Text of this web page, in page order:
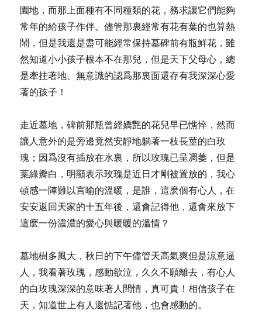
園地，而那上面種有不同種類的花，務求讓它們能夠
常年的給孩子作伴。儘管那裏經常有花有葉的也算熱
鬧，但是我還是盡可能經常保持墓碑前有瓶鮮花，雖
然知道小小孩子根本不在那兒，但是天下父母心，總
是牽挂著地、無意識的認爲那裏面還存有我深深心愛
著的孩子！
走近墓地，碑前那瓶曾經嬌艷的花兒早已憔悴，然而
讓人意外的是旁邊竟然安靜地躺著一枝長莖的白玫
瑰；因爲沒有插放在水裏，所以玫瑰已呈凋萎，但是
葉綠瓣白，明顯表示玫瑰是近日才剛被置放的，我心
頓感一陣難以言喻的溫暖，是誰，這麽個有心人，在
安安返回天家的十五年後，還會記得他，還會來放下
這麽一份濃濃的愛心與暖暖的溫情？
墓地樹多風大，秋日的下午儘管天高氣爽但是涼意逼
人，我看著玫瑰，感動欲泣，久久不願離去，有心人
的白玫瑰深深的意味著人間情，真可貴！相信孩子在
天，知道世上有人還惦記著他，也會感動的。